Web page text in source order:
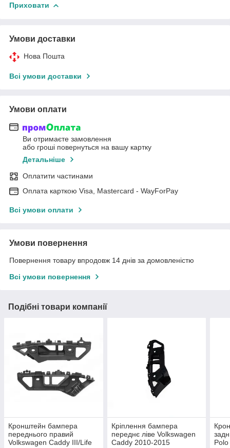
Приховати
Умови доставки
Нова Пошта
Всі умови доставки
Умови оплати
Ви отримаєте замовлення
або гроші повернуться на вашу картку
Детальніше
Оплатити частинами
Оплата карткою Visa, Mastercard - WayForPay
Всі умови оплати
Умови повернення
Повернення товару впродовж 14 днів за домовленістю
Всі умови повернення
Подібні товари компанії
Кронштейн бампера
переднього правий
Volkswagen Caddy III/Life
Кріплення бампера
переднє ліве Volkswagen
Caddy 2010-2015